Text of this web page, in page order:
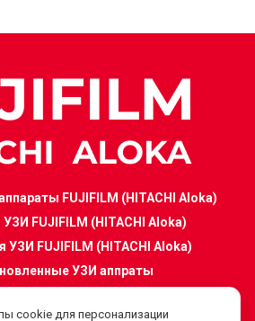
FUJIFILM (HITACHI Aloka)
FUJIFILM (HITACHI Aloka)
УЗИ FUJIFILM (HITACHI Aloka)
УЗИ аппраты
cookie для персонализации